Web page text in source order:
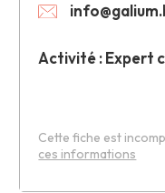
Activité : Expert
Cette fiche est
ces informations